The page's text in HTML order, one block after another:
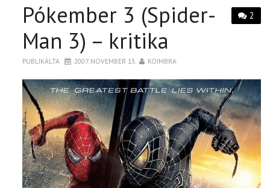
2
Pókember 3 (Spider-
Man 3) – kritika
PUBLIKÁLTA 2007. NOVEMBER 13. KOIMBRA